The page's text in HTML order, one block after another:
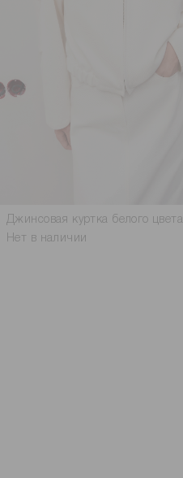
Джинсовая куртка белого цвета
Нет в наличии